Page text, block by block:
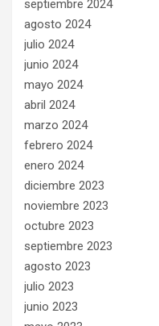
septiembre 2024
agosto 2024
julio 2024
junio 2024
mayo 2024
abril 2024
marzo 2024
febrero 2024
enero 2024
diciembre 2023
noviembre 2023
octubre 2023
septiembre 2023
agosto 2023
julio 2023
junio 2023